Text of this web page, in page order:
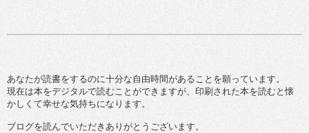
あなたが読書をするのに十分な自由時間があることを願っています。
現在は本をデジタルで読むことができますが、印刷された本を読むと懐
かしくて幸せな気持ちになります。
ブログを読んでいただきありがとうございます。